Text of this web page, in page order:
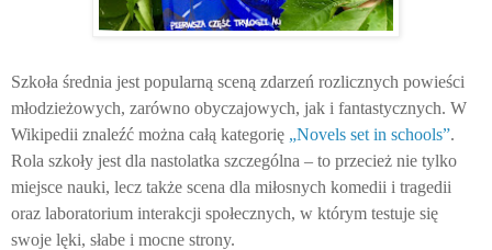
Szkoła średnia jest popularną sceną zdarzeń rozlicznych powieści
młodzieżowych, zarówno obyczajowych, jak i fantastycznych. W
Wikipedii znaleźć można całą kategorię „Novels set in schools”.
Rola szkoły jest dla nastolatka szczególna – to przecież nie tylko
miejsce nauki, lecz także scena dla miłosnych komedii i tragedii
oraz laboratorium interakcji społecznych, w którym testuje się
swoje lęki, słabe i mocne strony.